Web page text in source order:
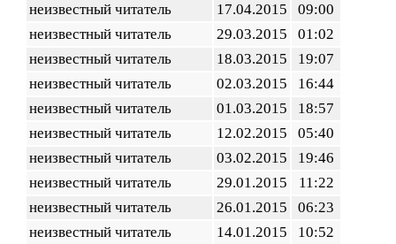
неизвестный читатель
17.04.2015
09:00
неизвестный читатель
29.03.2015
01:02
неизвестный читатель
18.03.2015
19:07
неизвестный читатель
02.03.2015
16:44
неизвестный читатель
01.03.2015
18:57
неизвестный читатель
12.02.2015
05:40
неизвестный читатель
03.02.2015
19:46
неизвестный читатель
29.01.2015
11:22
неизвестный читатель
26.01.2015
06:23
неизвестный читатель
14.01.2015
10:52